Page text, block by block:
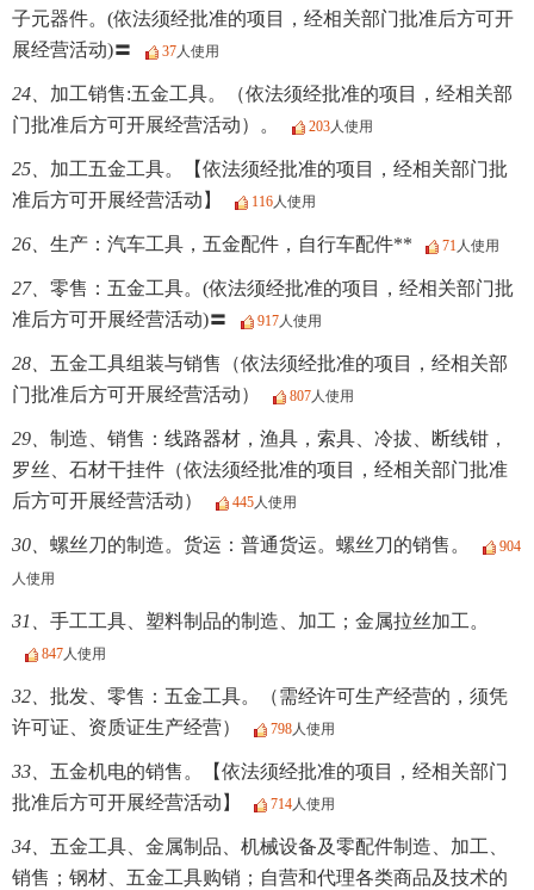
子元器件。(依法须经批准的项目，经相关部门批准后方可开
展经营活动)〓
37人使用
24、 加工销售:五金工具。（依法须经批准的项目，经相关部
门批准后方可开展经营活动）。
203人使用
25、 加工五金工具。【依法须经批准的项目，经相关部门批
准后方可开展经营活动】
116人使用
26、 生产：汽车工具，五金配件，自行车配件** 71人使用
27、 零售：五金工具。(依法须经批准的项目，经相关部门批
准后方可开展经营活动)〓
917人使用
28、 五金工具组装与销售（依法须经批准的项目，经相关部
门批准后方可开展经营活动）
807人使用
29、 制造、销售：线路器材，渔具，索具、冷拔、断线钳，
罗丝、石材干挂件（依法须经批准的项目，经相关部门批准
后方可开展经营活动）
445人使用
30、 螺丝刀的制造。货运：普通货运。螺丝刀的销售。
904
人使用
31、 手工工具、塑料制品的制造、加工；金属拉丝加工。
847人使用
32、 批发、零售：五金工具。（需经许可生产经营的，须凭
许可证、资质证生产经营）
798人使用
33、 五金机电的销售。【依法须经批准的项目，经相关部门
批准后方可开展经营活动】
714人使用
34、 五金工具、金属制品、机械设备及零配件制造、加工、
销售；钢材、五金工具购销；自营和代理各类商品及技术的